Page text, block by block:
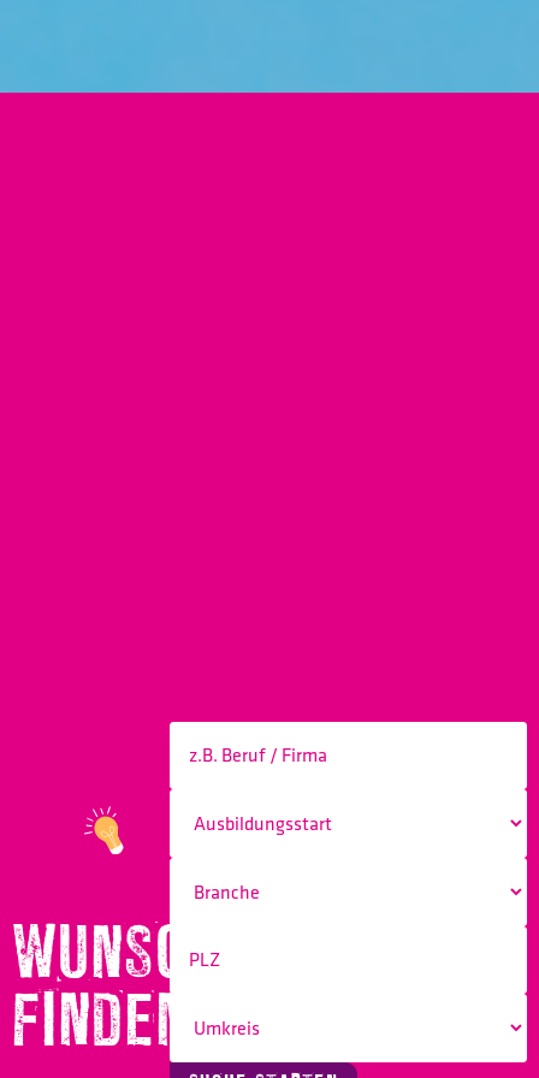
WUNSCHBERUF
FINDEN!